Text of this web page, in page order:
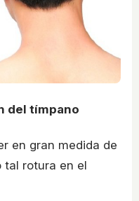
del tímpano
en gran medida de
tal rotura en el